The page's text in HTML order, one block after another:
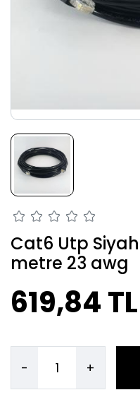
Cat6 Utp
metre 23 awg
619,84 TL
- +